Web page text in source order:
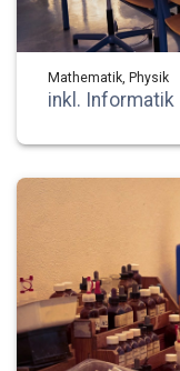
Mathematik, Physik
inkl. Informatik